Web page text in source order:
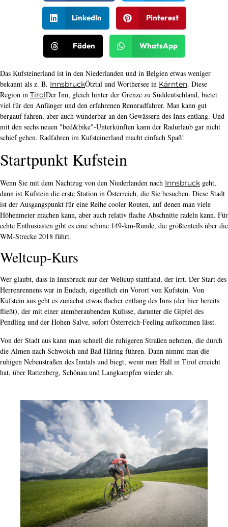
LinkedIn Pinterest
Fäden WhatsApp
Das Kufsteinerland ist in den Niederlanden und in Belgien etwas weniger
bekannt als z. B. InnsbruckÖtztal und Worthersee in Kärnten. Diese
Region in TirolDer Inn, gleich hinter der Grenze zu Süddeutschland, bietet
viel für den Anfänger und den erfahrenen Rennradfahrer. Man kann gut
bergauf fahren, aber auch wunderbar an den Gewässern des Inns entlang. Und
mit den sechs neuen "bed&bike"-Unterkünften kann der Radurlaub gar nicht
schief gehen. Radfahren im Kufsteinerland macht einfach Spaß!
Startpunkt Kufstein
Wenn Sie mit dem Nachtzug von den Niederlanden nach Innsbruck geht,
dann ist Kufstein die erste Station in Österreich, die Sie besuchen. Diese Stadt
ist der Ausgangspunkt für eine Reihe cooler Routen, auf denen man viele
Höhenmeter machen kann, aber auch relativ flache Abschnitte radeln kann. Für
echte Enthusiasten gibt es eine schöne 149-km-Runde, die größtenteils über die
WM-Strecke 2018 führt.
Weltcup-Kurs
Wer glaubt, dass in Innsbruck nur der Weltcup stattfand, der irrt. Der Start des
Herrenrennens war in Endach, eigentlich ein Vorort von Kufstein. Von
Kufstein aus geht es zunächst etwas flacher entlang des Inns (der hier bereits
fließt), der mit einer atemberaubenden Kulisse, darunter die Gipfel des
Pendling und der Hohen Salve, sofort Österreich-Feeling aufkommen lässt.
Von der Stadt aus kann man schnell die ruhigeren Straßen nehmen, die durch
die Almen nach Schwoich und Bad Häring führen. Dann nimmt man die
ruhigen Nebenstraßen des Inntals und biegt, wenn man Hall in Tirol erreicht
hat, über Rattenberg, Schönau und Langkampfen wieder ab.